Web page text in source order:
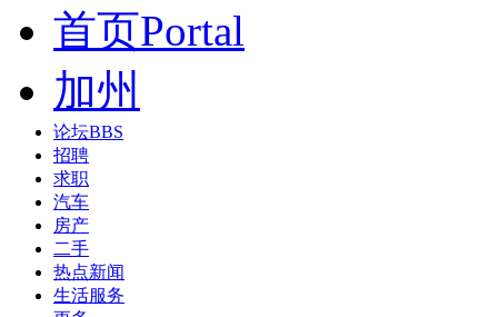
首页Portal
加州
论坛BBS
招聘
求职
汽车
房产
二手
热点新闻
生活服务